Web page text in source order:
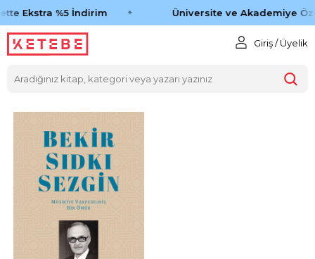
Ekstra %5 İndirim Üniversite ve Akademiye
Giriş / Üyelik